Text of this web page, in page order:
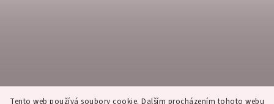
Tento web používá soubory cookie. Dalším procházením tohoto webu